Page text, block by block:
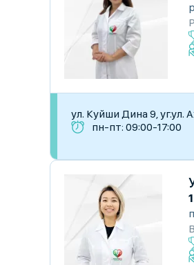
ул. Куйши Дина 9,
пн-пт: 09:00-17:00